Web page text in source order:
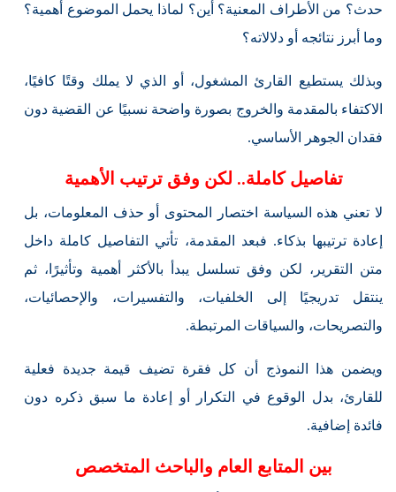
حدث؟ من الأطراف المعنية؟ أين؟ لماذا يحمل الموضوع أهمية؟
وما أبرز نتائجه أو دلالاته؟
وبذلك يستطيع القارئ المشغول، أو الذي لا يملك وقتًا كافيًا،
الاكتفاء بالمقدمة والخروج بصورة واضحة نسبيًا عن القضية دون
فقدان الجوهر الأساسي.
تفاصيل كاملة.. لكن وفق ترتيب الأهمية
لا تعني هذه السياسة اختصار المحتوى أو حذف المعلومات، بل
إعادة ترتيبها بذكاء. فبعد المقدمة، تأتي التفاصيل كاملة داخل
متن التقرير، لكن وفق تسلسل يبدأ بالأكثر أهمية وتأثيرًا، ثم
ينتقل تدريجيًا إلى الخلفيات، والتفسيرات، والإحصائيات،
والتصريحات، والسياقات المرتبطة.
ويضمن هذا النموذج أن كل فقرة تضيف قيمة جديدة فعلية
للقارئ، بدل الوقوع في التكرار أو إعادة ما سبق ذكره دون
فائدة إضافية.
بين المتابع العام والباحث المتخصص